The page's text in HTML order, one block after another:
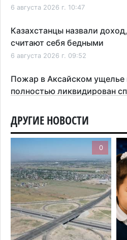
6 августа 2026 г. 10:47
Казахстанцы назвали
считают себя бедными
6 августа 2026 г. 09:52
Пожар в Аксайском
полностью ликвидирован
Минэкологии опровергло
в Алматинской области
Казахстан стал лидером
мировом рейтинге
5 августа 2026 г. 13:55
Казахстан может начать
топлива для самолетов:
ДРУГИЕ НОВОСТИ
0